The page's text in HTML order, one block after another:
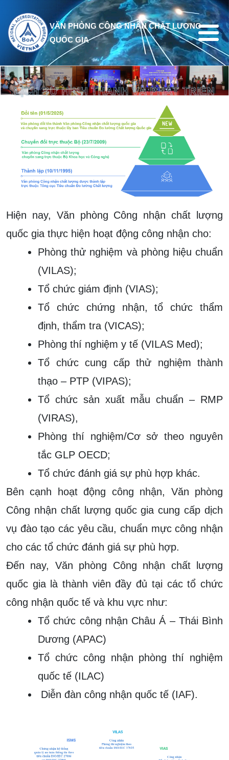
Nhảy đến nội dung
VĂN PHÒNG CÔNG NHẬN CHẤT LƯỢNG
QUỐC GIA
Hiện nay, Văn phòng Công nhận chất lượng
quốc gia thực hiện hoạt động công nhận cho:
Phòng thử nghiệm và phòng hiệu chuẩn
(VILAS);
Tổ chức giám định (VIAS);
Tổ chức chứng nhận, tổ chức thẩm
định, thẩm tra (VICAS);
Phòng thí nghiệm y tế (VILAS Med);
Tổ chức cung cấp thử nghiệm thành
thạo – PTP (VIPAS);
Tổ chức sản xuất mẫu chuẩn – RMP
(VIRAS),
Phòng thí nghiệm/Cơ sở theo nguyên
tắc GLP OECD;
Tổ chức đánh giá sự phù hợp khác.
Bên cạnh hoạt động công nhận, Văn phòng
Công nhận chất lượng quốc gia cung cấp dịch
vụ đào tạo các yêu cầu, chuẩn mực công nhận
cho các tổ chức đánh giá sự phù hợp.
Đến nay, Văn phòng Công nhận chất lượng
quốc gia là thành viên đầy đủ tại các tổ chức
công nhận quốc tế và khu vực như:
Tổ chức công nhận Châu Á – Thái Bình
Dương (APAC)
Tổ chức công nhận phòng thí nghiệm
quốc tế (ILAC)
Diễn đàn công nhận quốc tế (IAF).